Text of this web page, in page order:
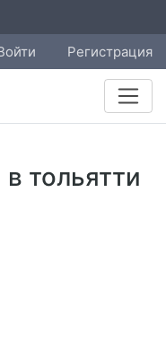
Регистрация
тольятти